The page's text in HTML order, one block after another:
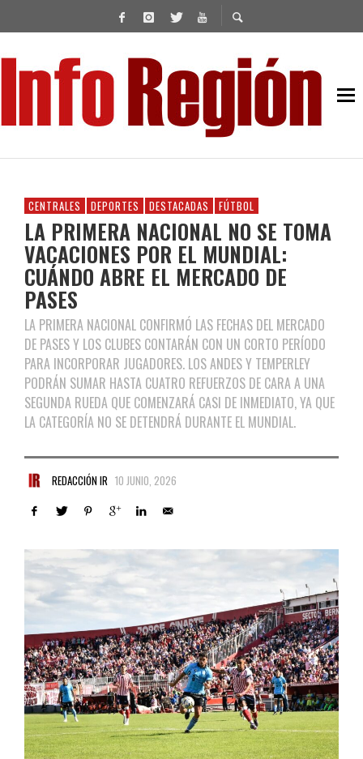
CENTRALES DEPORTES DESTACADAS FÚTBOL
LA PRIMERA NACIONAL NO SE TOMA
VACACIONES POR EL MUNDIAL:
CUÁNDO ABRE EL MERCADO DE
PASES
LA PRIMERA NACIONAL CONFIRMÓ LAS FECHAS DEL MERCADO
DE PASES Y LOS CLUBES CONTARÁN CON UN CORTO PERÍODO
PARA INCORPORAR JUGADORES. LOS ANDES Y TEMPERLEY
PODRÁN SUMAR HASTA CUATRO REFUERZOS DE CARA A UNA
SEGUNDA RUEDA QUE COMENZARÁ CASI DE INMEDIATO, YA QUE
LA CATEGORÍA NO SE DETENDRÁ DURANTE EL MUNDIAL.
REDACCIÓN IR 10 JUNIO, 2026